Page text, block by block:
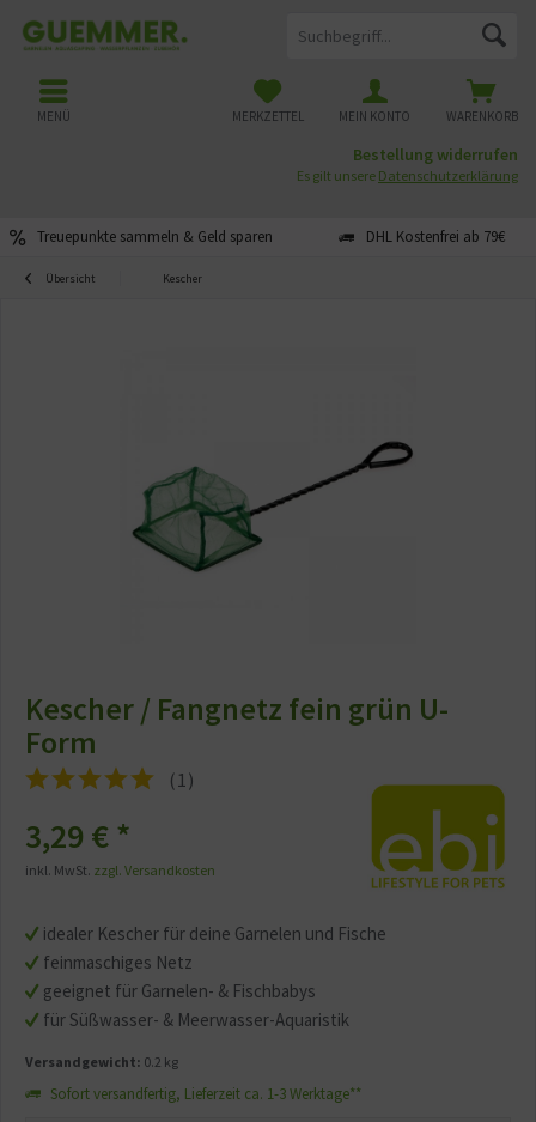
Treuepunkte sammeln & Geld sparen DHL Kostenfrei ab 79€
WARENKORB
MERKZETTEL MEIN KONTO
MENÜ
Bestellung widerrufen
Es gilt unsere Datenschutzerklärung
Übersicht Kescher
Kescher / Fangnetz fein grün U-
Form
(1)
idealer Kescher für deine Garnelen und Fische
feinmaschiges Netz
geeignet für Garnelen- & Fischbabys
für Süßwasser- & Meerwasser-Aquaristik
3,29 € *
inkl. MwSt. zzgl. Versandkosten
Versandgewicht: 0.2 kg
Sofort versandfertig, Lieferzeit ca. 1-3 Werktage**